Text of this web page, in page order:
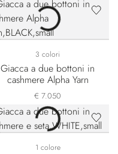
3 colori
Giacca a due bottoni in
cashmere Alpha Yarn
€ 7.050
1 colore